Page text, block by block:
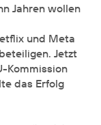
Jahren wollen
und Meta
Jetzt
Kommission
das Erfolg